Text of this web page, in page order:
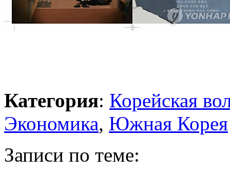
Категория: Корейская
Экономика, Южная Корея
Записи по теме: